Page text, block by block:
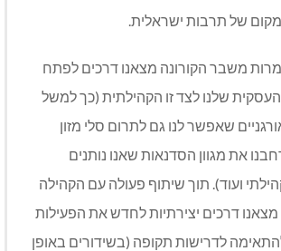
של תרבות ישראלית.
משבר הקורונה מצאנו דרכים לפתח
העסקית שלנו לצד זו הקהילתית (כך למשל
שאפשר לנו גם לתרום סלי מזון
את מגוון הסדנאות שאנו נותנים
ועוד). תוך שיתוף פעולה עם הקהילה
מצאנו דרכים יצירתיות לחדש את הפעילות
לדרישות תקופה (בשידורים באופן